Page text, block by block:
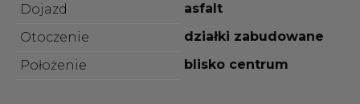
Dojazd
asfalt
Otoczenie
działki zabudowane
Położenie
blisko centrum